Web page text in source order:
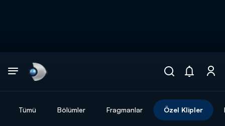
Tümü Bölümler Fragmanlar Özel Klipler